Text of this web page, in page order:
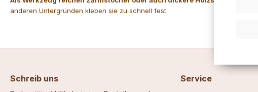
anderen Untergründen kleben sie zu schnell fest.
Schreib uns Service